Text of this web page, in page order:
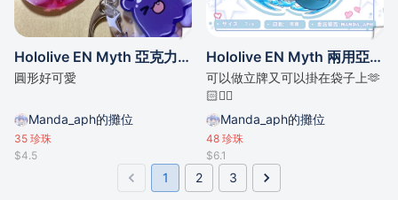
Hololive EN Myth 亞克力圓形掛件
圓形好可愛
Manda_aph的攤位
35 珍珠
$4.5
Hololive EN Myth 兩用亞克力掛件立牌
可以做立牌又可以掛在袋子上🫶
🏻👍🏻
Manda_aph的攤位
48 珍珠
$6.1
1 2 3